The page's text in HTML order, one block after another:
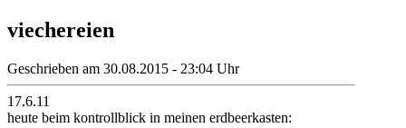
viechereien
Geschrieben am 30.08.2015 - 23:04 Uhr
17.6.11
heute beim kontrollblick in meinen erdbeerkasten: